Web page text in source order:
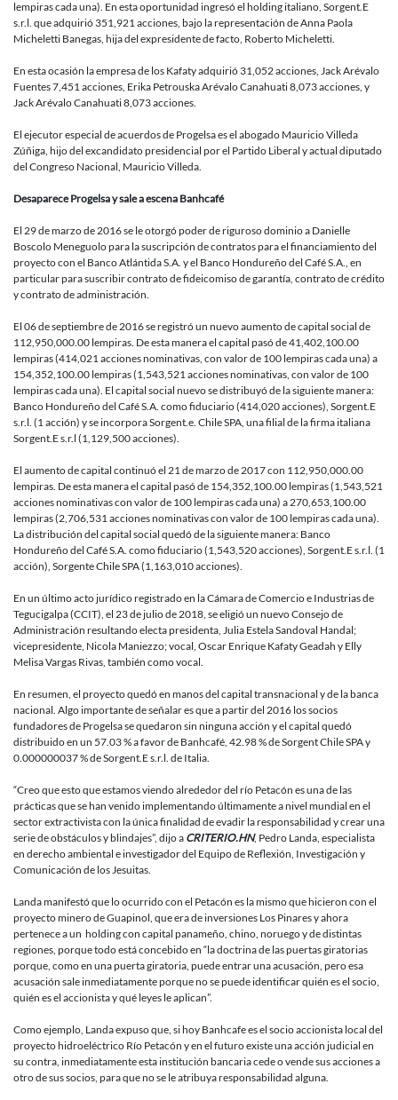
lempiras cada una). En esta oportunidad ingresó el holding italiano, Sorgent.E
s.r.l. que adquirió 351,921 acciones, bajo la representación de Anna Paola
Micheletti Banegas, hija del expresidente de facto, Roberto Micheletti.
En esta ocasión la empresa de los Kafaty adquirió 31,052 acciones, Jack Arévalo
Fuentes 7,451 acciones, Erika Petrouska Arévalo Canahuati 8,073 acciones, y
Jack Arévalo Canahuati 8,073 acciones.
El ejecutor especial de acuerdos de Progelsa es el abogado Mauricio Villeda
Zúñiga, hijo del excandidato presidencial por el Partido Liberal y actual diputado
del Congreso Nacional, Mauricio Villeda.
Desaparece Progelsa y sale a escena Banhcafé
El 29 de marzo de 2016 se le otorgó poder de riguroso dominio a Danielle
Boscolo Meneguolo para la suscripción de contratos para el financiamiento del
proyecto con el Banco Atlántida S.A. y el Banco Hondureño del Café S.A., en
particular para suscribir contrato de fideicomiso de garantía, contrato de crédito
y contrato de administración.
El 06 de septiembre de 2016 se registró un nuevo aumento de capital social de
112,950,000.00 lempiras. De esta manera el capital pasó de 41,402,100.00
lempiras (414,021 acciones nominativas, con valor de 100 lempiras cada una) a
154,352,100.00 lempiras (1,543,521 acciones nominativas, con valor de 100
lempiras cada una). El capital social nuevo se distribuyó de la siguiente manera:
Banco Hondureño del Café S.A. como fiduciario (414,020 acciones), Sorgent.E
s.r.l. (1 acción) y se incorpora Sorgent.e. Chile SPA, una filial de la firma italiana
Sorgent.E s.r.l (1,129,500 acciones).
El aumento de capital continuó el 21 de marzo de 2017 con 112,950,000.00
lempiras. De esta manera el capital pasó de 154,352,100.00 lempiras (1,543,521
acciones nominativas con valor de 100 lempiras cada una) a 270,653,100.00
lempiras (2,706,531 acciones nominativas con valor de 100 lempiras cada una).
La distribución del capital social quedó de la siguiente manera: Banco
Hondureño del Café S.A. como fiduciario (1,543,520 acciones), Sorgent.E s.r.l. (1
acción), Sorgente Chile SPA (1,163,010 acciones).
En un último acto jurídico registrado en la Cámara de Comercio e Industrias de
Tegucigalpa (CCIT), el 23 de julio de 2018, se eligió un nuevo Consejo de
Administración resultando electa presidenta, Julia Estela Sandoval Handal;
vicepresidente, Nicola Maniezzo; vocal, Oscar Enrique Kafaty Geadah y Elly
Melisa Vargas Rivas, también como vocal.
En resumen, el proyecto quedó en manos del capital transnacional y de la banca
nacional. Algo importante de señalar es que a partir del 2016 los socios
fundadores de Progelsa se quedaron sin ninguna acción y el capital quedó
distribuido en un 57.03 % a favor de Banhcafé, 42.98 % de Sorgent Chile SPA y
0.000000037 % de Sorgent.E s.r.l. de Italia.
“Creo que esto que estamos viendo alrededor del río Petacón es una de las
prácticas que se han venido implementando últimamente a nivel mundial en el
sector extractivista con la única finalidad de evadir la responsabilidad y crear una
serie de obstáculos y blindajes”, dijo a CRITERIO.HN, Pedro Landa, especialista
en derecho ambiental e investigador del Equipo de Reflexión, Investigación y
Comunicación de los Jesuitas.
Landa manifestó que lo ocurrido con el Petacón es la mismo que hicieron con el
proyecto minero de Guapinol, que era de inversiones Los Pinares y ahora
pertenece a un holding con capital panameño, chino, noruego y de distintas
regiones, porque todo está concebido en “la doctrina de las puertas giratorias
porque, como en una puerta giratoria, puede entrar una acusación, pero esa
acusación sale inmediatamente porque no se puede identificar quién es el socio,
quién es el accionista y qué leyes le aplican”.
Como ejemplo, Landa expuso que, si hoy Banhcafe es el socio accionista local del
proyecto hidroeléctrico Río Petacón y en el futuro existe una acción judicial en
su contra, inmediatamente esta institución bancaria cede o vende sus acciones a
otro de sus socios, para que no se le atribuya responsabilidad alguna.